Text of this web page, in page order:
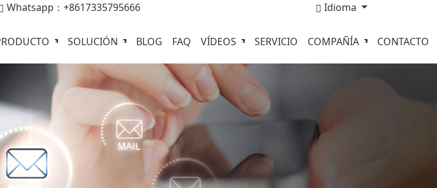
Whatsapp：+8617335795666 Idioma
SOLUCIÓN BLOG FAQ VÍDEOS SERVICIO COMPAÑÍA CONTACTO